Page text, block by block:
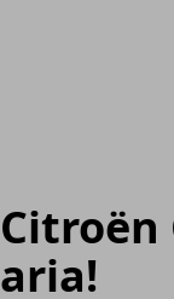
Citroën
aria!